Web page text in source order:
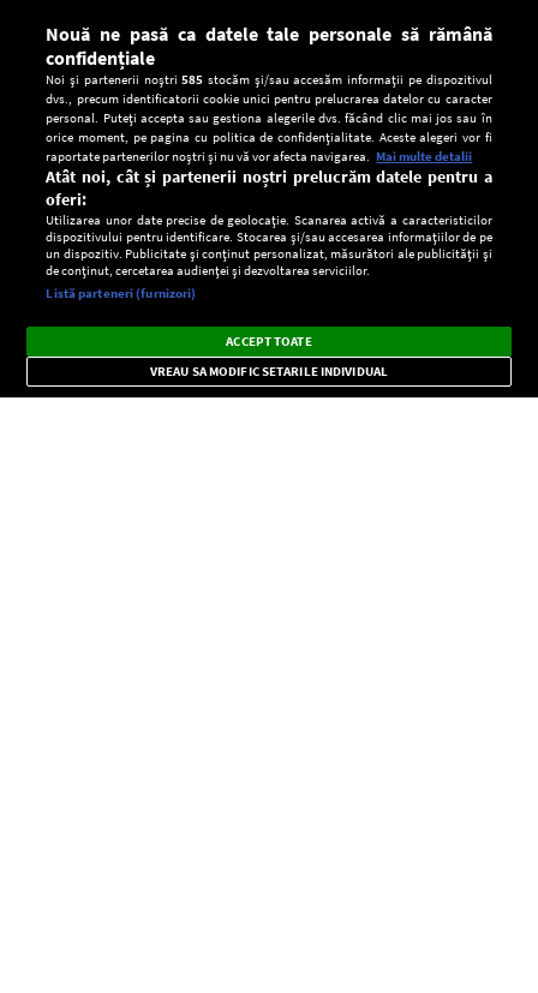
CONFIDENŢIALITATE
Setări:
Dark
Mode
Radio live, podcasturi, știri și alerte
importante.
×
Nouă ne pasă ca datele tale personale să rămână
confidențiale
Noi și partenerii noștri585 stocăm și/sau accesăm informații pe dispozitivul
dvs., precum identificatorii cookie unici pentru prelucrarea datelor cu caracter
personal. Puteți accepta sau gestiona alegerile dvs. făcând clic mai jos sau în
orice moment, pe pagina cu politica de confidențialitate. Aceste alegeri vor fi
raportate partenerilor noștri și nu vă vor afecta navigarea. Mai multe detalii
Atât noi, cât și partenerii noștri prelucrăm datele pentru a
oferi:
Utilizarea unor date precise de geolocație. Scanarea activă a caracteristicilor
dispozitivului pentru identificare. Stocarea și/sau accesarea informațiilor de pe
un dispozitiv. Publicitate și conținut personalizat, măsurători ale publicității și
de conținut, cercetarea audienței și dezvoltarea serviciilor.
Listă parteneri (furnizori)
ACCEPT TOATE
VREAU SA MODIFIC SETARILE INDIVIDUAL